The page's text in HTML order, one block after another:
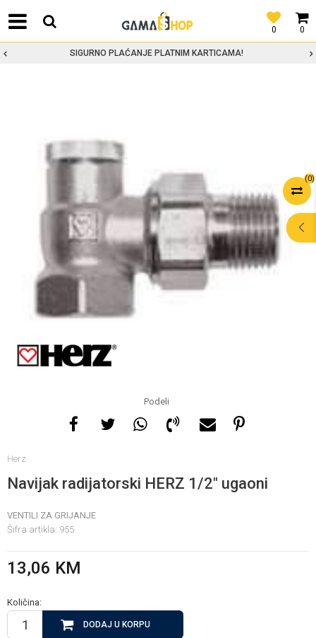
0
0
SIGURNO PLAĆANJE PLATNIM KARTICAMA!
(0)
Podeli
Herz
Navijak radijatorski HERZ 1/2" ugaoni
VENTILI ZA GRIJANJE
Šifra artikla: 955
13,06 KM
Količina:
DODAJ U KORPU
KUPOVINI
nedelje